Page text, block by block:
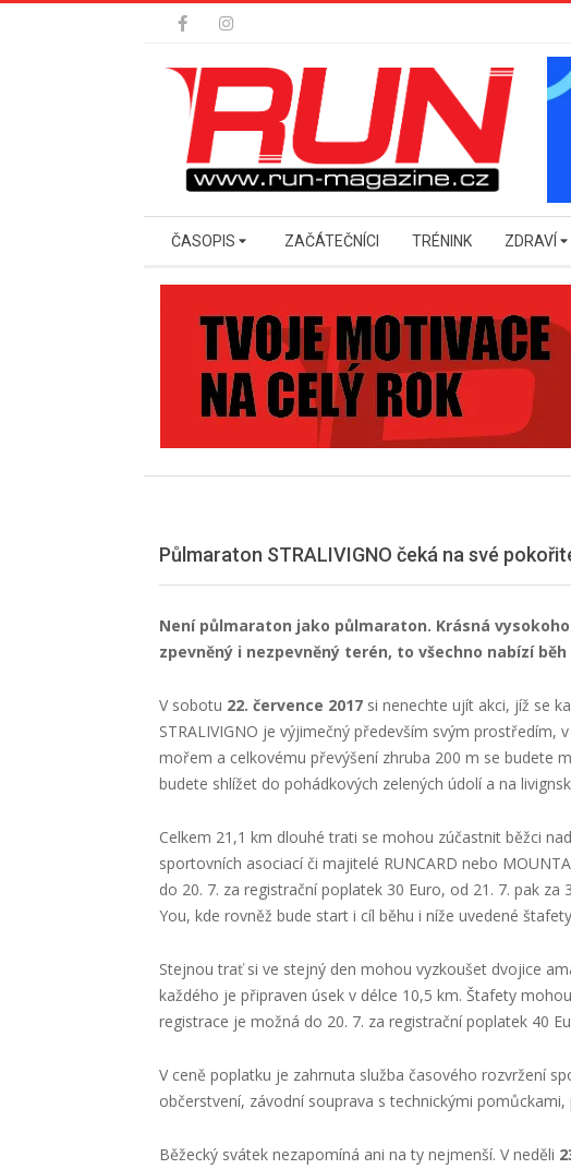
Secondary
Menu
ČASOPIS ZAČÁTEČNÍCI TRÉNINK ZDRAVÍ
Půlmaraton STRALIVIGNO čeká na své
Není půlmaraton jako půlmaraton. Krásná
zpevněný i nezpevněný terén, to všechno nabízí
V sobotu 22. července 2017 si nenechte ujít akci, jíž se
STRALIVIGNO je výjimečný především svým prostředím,
mořem a celkovému převýšení zhruba 200 m se budete
budete shlížet do pohádkových zelených údolí a na
Celkem 21,1 km dlouhé trati se mohou zúčastnit běžci
sportovních asociací či majitelé RUNCARD nebo
do 20. 7. za registrační poplatek 30 Euro, od 21. 7. pak
You, kde rovněž bude start i cíl běhu i níže uvedené
Stejnou trať si ve stejný den mohou vyzkoušet dvojice
každého je připraven úsek v délce 10,5 km. Štafety
registrace je možná do 20. 7. za registrační poplatek 40
V ceně poplatku je zahrnuta služba časového rozvržení
občerstvení, závodní souprava s technickými
Běžecký svátek nezapomíná ani na ty nejmenší. V neděli